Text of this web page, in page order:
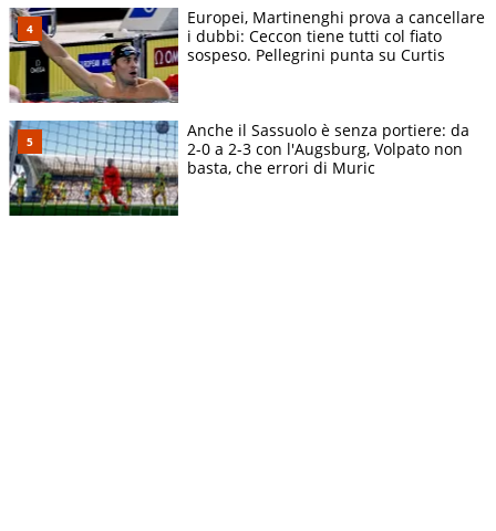
Europei, Martinenghi prova a cancellare
i dubbi: Ceccon tiene tutti col fiato
sospeso. Pellegrini punta su Curtis
Anche il Sassuolo è senza portiere: da
2-0 a 2-3 con l'Augsburg, Volpato non
basta, che errori di Muric